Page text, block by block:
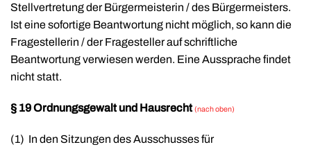
Stellvertretung der Bürgermeisterin / des Bürgermeisters.
Ist eine sofortige Beantwortung nicht möglich, so kann die
Fragestellerin / der Fragesteller auf schriftliche
Beantwortung verwiesen werden. Eine Aussprache findet
nicht statt.
§ 19 Ordnungsgewalt und Hausrecht(nach oben)
(1) In den Sitzungen des Ausschusses für